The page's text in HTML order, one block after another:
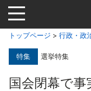
Jump
to
navigation
トップページ > 行政・政
特集 選挙特集
国会閉幕で事